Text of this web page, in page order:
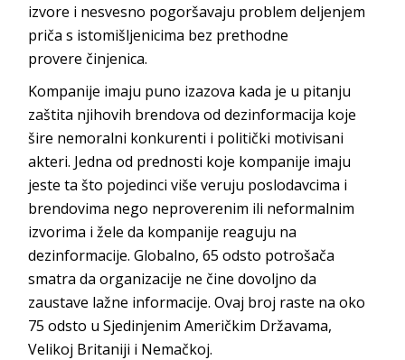
izvore i nesvesno pogoršavaju problem deljenjem
priča s istomišljenicima bez prethodne
provere činjenica.
Kompanije imaju puno izazova kada je u pitanju
zaštita njihovih brendova od dezinformacija koje
šire nemoralni konkurenti i politički motivisani
akteri. Jedna od prednosti koje kompanije imaju
jeste ta što pojedinci više veruju poslodavcima i
brendovima nego neproverenim ili neformalnim
izvorima i žele da kompanije reaguju na
dezinformacije. Globalno, 65 odsto potrošača
smatra da organizacije ne čine dovoljno da
zaustave lažne informacije. Ovaj broj raste na oko
75 odsto u Sjedinjenim Američkim Državama,
Velikoj Britaniji i Nemačkoj.